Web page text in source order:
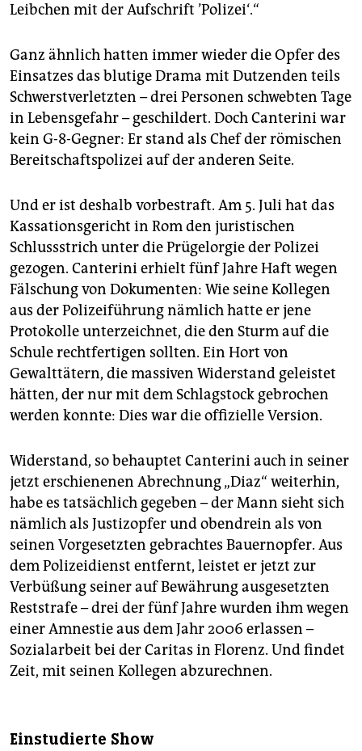
Leibchen mit der Aufschrift ’Polizei‘.“
Ganz ähnlich hatten immer wieder die Opfer des
Einsatzes das blutige Drama mit Dutzenden teils
Schwerstverletzten – drei Personen schwebten Tage
in Lebensgefahr – geschildert. Doch Canterini war
kein G-8-Gegner: Er stand als Chef der römischen
Bereitschaftspolizei auf der anderen Seite.
Und er ist deshalb vorbestraft. Am 5. Juli hat das
Kassationsgericht in Rom den juristischen
Schlussstrich unter die Prügelorgie der Polizei
gezogen. Canterini erhielt fünf Jahre Haft wegen
Fälschung von Dokumenten: Wie seine Kollegen
aus der Polizeiführung nämlich hatte er jene
Protokolle unterzeichnet, die den Sturm auf die
Schule rechtfertigen sollten. Ein Hort von
Gewalttätern, die massiven Widerstand geleistet
hätten, der nur mit dem Schlagstock gebrochen
werden konnte: Dies war die offizielle Version.
Widerstand, so behauptet Canterini auch in seiner
jetzt erschienenen Abrechnung „Diaz“ weiterhin,
habe es tatsächlich gegeben – der Mann sieht sich
nämlich als Justizopfer und obendrein als von
seinen Vorgesetzten gebrachtes Bauernopfer. Aus
dem Polizeidienst entfernt, leistet er jetzt zur
Verbüßung seiner auf Bewährung ausgesetzten
Reststrafe – drei der fünf Jahre wurden ihm wegen
einer Amnestie aus dem Jahr 2006 erlassen –
Sozialarbeit bei der Caritas in Florenz. Und findet
Zeit, mit seinen Kollegen abzurechnen.
Einstudierte Show